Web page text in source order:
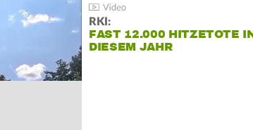
RKI:
FAST 12.000 HITZETOTE
DIESEM JAHR